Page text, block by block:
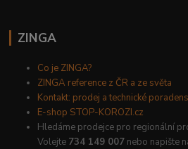
ZINGA
Co je ZINGA?
ZINGA reference z ČR a ze světa
Kontakt: prodej a technické
E-shop STOP-KOROZI.cz
Hledáme prodejce pro regionální
Volejte 734 149 007 nebo napište